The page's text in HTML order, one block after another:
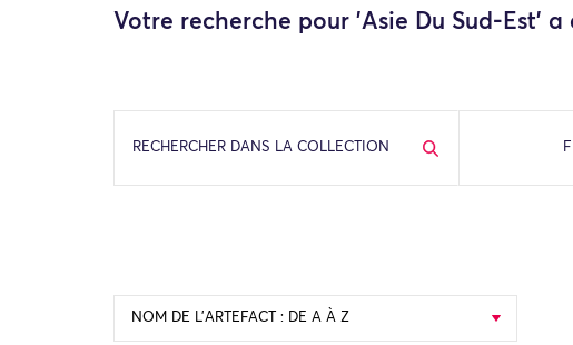
Votre recherche pour 'Asie Du Sud-Est' a
RECHERCHER DANS LA COLLECTION
NOM DE L’ARTEFACT : DE A À Z